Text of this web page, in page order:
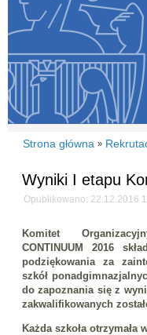
Strona główna »
Wyniki I etapu
Opublikowano: 22.12.2016
Komitet
CONTINUUM 2016
podziękowania za
szkół
do zapoznania się z
zakwalifikowanych
Każda szkoła